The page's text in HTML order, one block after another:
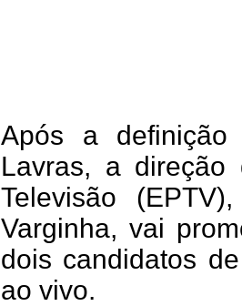
Após a
Lavras, a direção
Televisão
Varginha, vai
dois candidatos
ao vivo.